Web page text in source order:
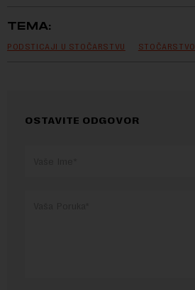
TEMA:
PODSTICAJI U STOČARSTVU STOČARSTVO
OSTAVITE ODGOVOR